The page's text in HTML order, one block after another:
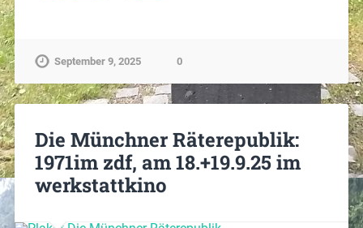
September 9, 2025 0
Die Münchner Räterepublik:
1971im zdf, am 18.+19.9.25 im
werkstattkino